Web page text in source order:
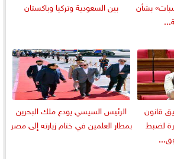
بشأن
بين السعودية وتركيا وباكستان
قانون
لضبط
الرئيس السيسي يودع ملك البحرين
بمطار العلمين في ختام زيارته إلى مصر